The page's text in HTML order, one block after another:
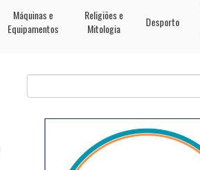
Máquinas e
Equipamentos
Religiões e
Mitologia
Desporto